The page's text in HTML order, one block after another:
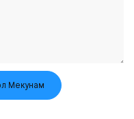
Мекунам